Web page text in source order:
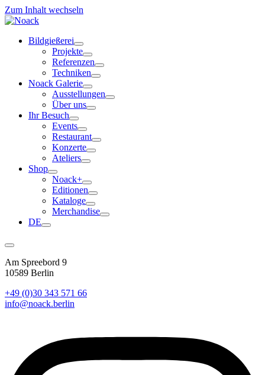
Zum Inhalt wechseln
Bildgießerei
Projekte
Referenzen
Techniken
Noack Galerie
Ausstellungen
Über uns
Ihr Besuch
Events
Restaurant
Konzerte
Ateliers
Shop
Noack+
Editionen
Kataloge
Merchandise
DE
Am Spreebord 9
10589 Berlin
+49 (0)30 343 571 66
info@noack.berlin